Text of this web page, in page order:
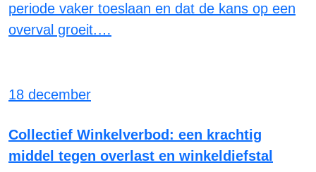
periode vaker toeslaan en dat de kans op een
overval groeit.…
18 december
Collectief Winkelverbod: een krachtig
middel tegen overlast en winkeldiefstal